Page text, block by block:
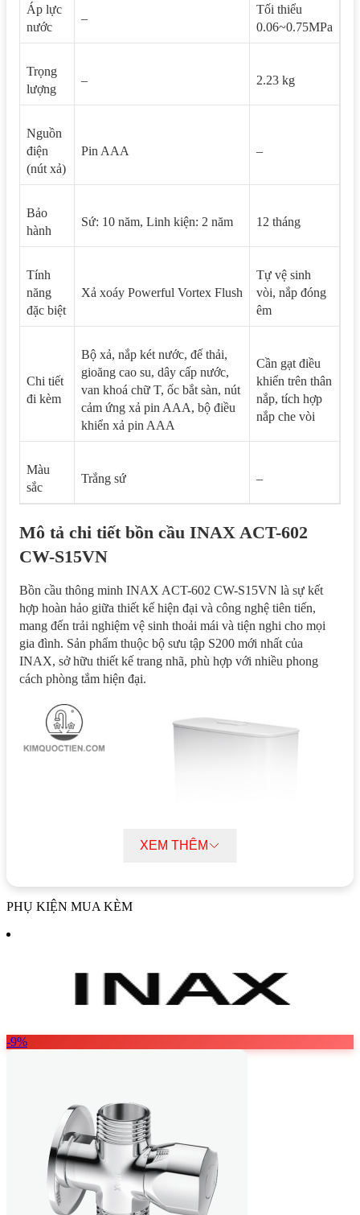
Áp lực
nước
–
Tối thiểu
0.06~0.75MPa
Trọng
lượng
– 2.23 kg
Nguồn
điện
(nút xả)
Pin AAA –
Bảo
hành
Sứ: 10 năm, Linh kiện: 2 năm 12 tháng
Tính
năng
đặc biệt
Xả xoáy Powerful Vortex Flush
Tự vệ sinh
vòi, nắp đóng
êm
Chi tiết
đi kèm
Bộ xả, nắp két nước, đế thải,
gioăng cao su, dây cấp nước,
van khoá chữ T, ốc bắt sàn, nút
cảm ứng xả pin AAA, bộ điều
khiển xả pin AAA
Cần gạt điều
khiển trên thân
nắp, tích hợp
nắp che vòi
Màu
sắc
Trắng sứ –
Mô tả chi tiết bồn cầu INAX ACT-602
CW-S15VN
Bồn cầu thông minh INAX ACT-602 CW-S15VN là sự kết
hợp hoàn hảo giữa thiết kế hiện đại và công nghệ tiên tiến,
mang đến trải nghiệm vệ sinh thoải mái và tiện nghi cho mọi
gia đình. Sản phẩm thuộc bộ sưu tập S200 mới nhất của
INAX, sở hữu thiết kế trang nhã, phù hợp với nhiều phong
cách phòng tắm hiện đại.
Bồn cầu thông minh INAX ACT-602 CW-S15VN là sự kết hợp hoàn
Thân bồn cầu ACT-602 được thiết kế ít góc cạnh, giúp việc
chùi rửa trở nên dễ dàng và hạn chế tối đa cặn bẩn, ố vàng theo
thời gian. Đặc biệt, thiết kế vành kín Rimless không chỉ tạo vẻ
sang trọng mà còn giúp vệ sinh lòng bồn cầu một cách hiệu
quả. Công nghệ tráng men Aqua Ceramic siêu ưa nước giúp
ngăn chặn bám bẩn và đọng nước, duy trì bề mặt sứ luôn trắng
sạch đến 100 năm.
XEM THÊM
PHỤ KIỆN MUA KÈM
-9%